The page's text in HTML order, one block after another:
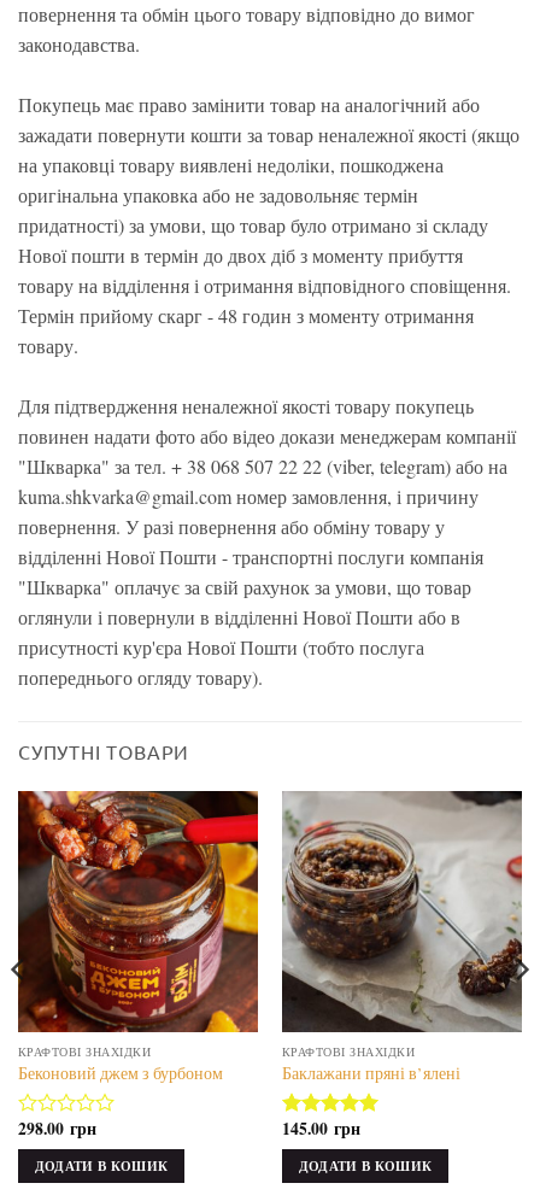
повернення та обмін цього товару відповідно до вимог
законодавства.
Покупець має право замінити товар на аналогічний або
зажадати повернути кошти за товар неналежної якості (якщо
на упаковці товару виявлені недоліки, пошкоджена
оригінальна упаковка або не задовольняє термін
придатності) за умови, що товар було отримано зі складу
Нової пошти в термін до двох діб з моменту прибуття
товару на відділення і отримання відповідного сповіщення.
Термін прийому скарг - 48 годин з моменту отримання
товару.
Для підтвердження неналежної якості товару покупець
повинен надати фото або відео докази менеджерам компанії
"Шкварка" за тел. + 38 068 507 22 22 (viber, telegram) або на
kuma.shkvarka@gmail.com номер замовлення, і причину
повернення. У разі повернення або обміну товару у
відділенні Нової Пошти - транспортні послуги компанія
"Шкварка" оплачує за свій рахунок за умови, що товар
оглянули і повернули в відділенні Нової Пошти або в
присутності кур'єра Нової Пошти (тобто послуга
попереднього огляду товару).
СУПУТНІ ТОВАРИ
КРАФТОВІ ЗНАХІДКИ
Беконовий джем з бурбоном
Оцінено
в
5
298.00 грн
ДОДАТИ В КОШИК
КРАФТОВІ ЗНАХІДКИ
Баклажани пряні в’ялені
Оцінено в
5.00з 5
145.00 грн
ДОДАТИ В КОШИК